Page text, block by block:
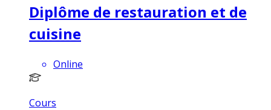
Diplôme de restauration et de
cuisine
Online
Cours